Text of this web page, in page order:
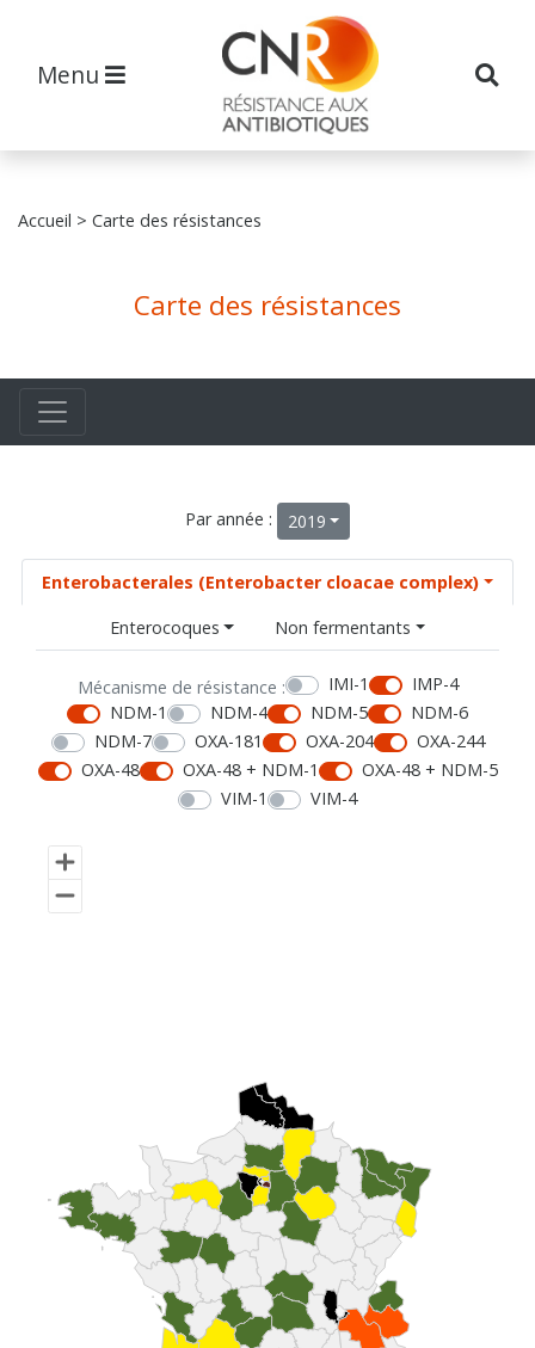
Menu
Accueil > Carte des résistances
Carte des résistances
Par année : 2019
Enterobacterales (Enterobacter cloacae complex)
Enterocoques
Non fermentants
Mécanisme de résistance : IMI-1
IMP-4
NDM-1
NDM-4 NDM-5
NDM-6
NDM-7
OXA-181 OXA-204
OXA-244
OXA-48
OXA-48 + NDM-1
OXA-48 + NDM-5
VIM-1
VIM-4